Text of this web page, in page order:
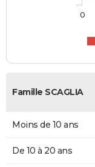
0
Famille SCAGLIA
Moins de 10 ans
De 10 à 20 ans